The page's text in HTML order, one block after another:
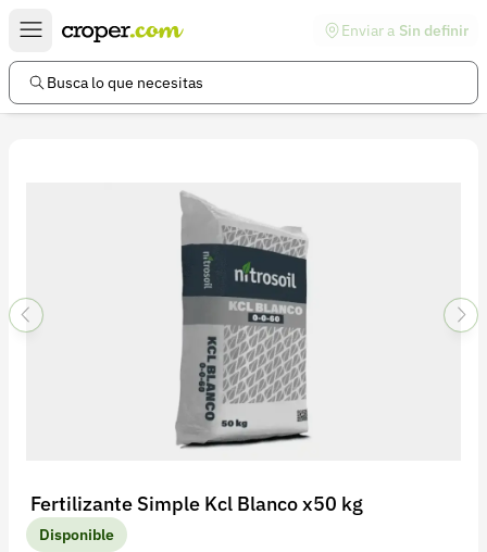
Enviar a Sin definir
Busca lo que necesitas
Fertilizante Simple Kcl Blanco x50 kg
Disponible
Enlaces de interés
Preguntas frecuentes
Política de devoluciones
Política de privacidad
Recuperar contraseña
Contacto